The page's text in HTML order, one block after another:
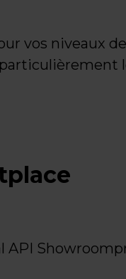
vos niveaux
API